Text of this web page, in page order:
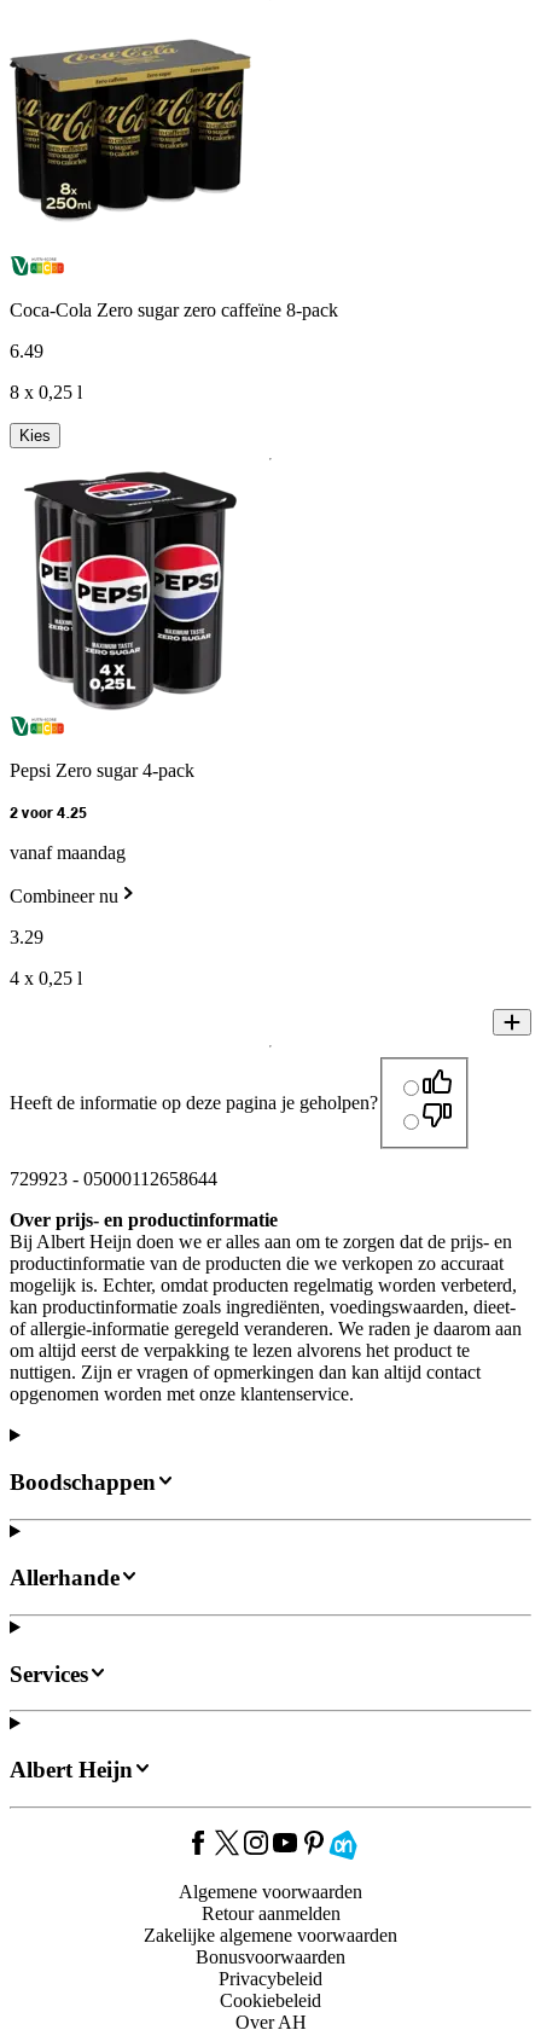
Coca-Cola Zero sugar zero caffeïne 8-pack
6.49
8 x 0,25 l
Kies
Pepsi Zero sugar 4-pack
2 voor 4.25
vanaf maandag
Combineer nu
3.29
4 x 0,25 l
Heeft de informatie op deze pagina je geholpen?
729923 - 05000112658644
Over prijs- en productinformatie
Bij Albert Heijn doen we er alles aan om te zorgen dat de prijs- en
productinformatie van de producten die we verkopen zo accuraat
mogelijk is. Echter, omdat producten regelmatig worden verbeterd,
kan productinformatie zoals ingrediënten, voedingswaarden, dieet-
of allergie-informatie geregeld veranderen. We raden je daarom aan
om altijd eerst de verpakking te lezen alvorens het product te
nuttigen. Zijn er vragen of opmerkingen dan kan altijd contact
opgenomen worden met onze klantenservice.
Boodschappen
Allerhande
Services
Albert Heijn
Algemene voorwaarden
Retour aanmelden
Zakelijke algemene voorwaarden
Bonusvoorwaarden
Privacybeleid
Cookiebeleid
Over AH